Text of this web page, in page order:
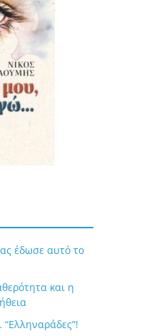
έδωσε αυτό το
και η
“Ελληναράδες”!